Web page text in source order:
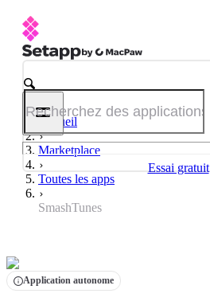
Essai gratuit
Accueil
Marketplace
Toutes les apps
SmashTunes
Application autonome